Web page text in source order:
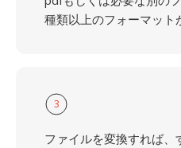
種類以上のフォーマット
3
ファイルを変換すれば